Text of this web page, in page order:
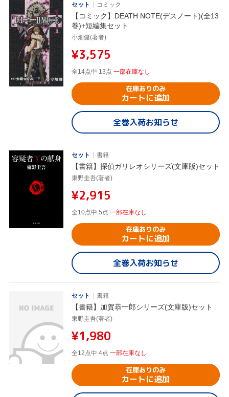
セット コミック
【コミック】DEATH NOTE(デスノート)(全13
巻)+短編集セット
小畑健(著者)
¥3,575
全14点中 13点 一部在庫なし
在庫ありのみ
カートに追加
全巻入荷お知らせ
セット 書籍
【書籍】探偵ガリレオシリーズ(文庫版)セット
東野圭吾(著者)
¥2,915
全10点中 5点 一部在庫なし
在庫ありのみ
カートに追加
全巻入荷お知らせ
セット 書籍
【書籍】加賀恭一郎シリーズ(文庫版)セット
東野圭吾(著者)
¥1,980
全12点中 4点 一部在庫なし
在庫ありのみ
カートに追加